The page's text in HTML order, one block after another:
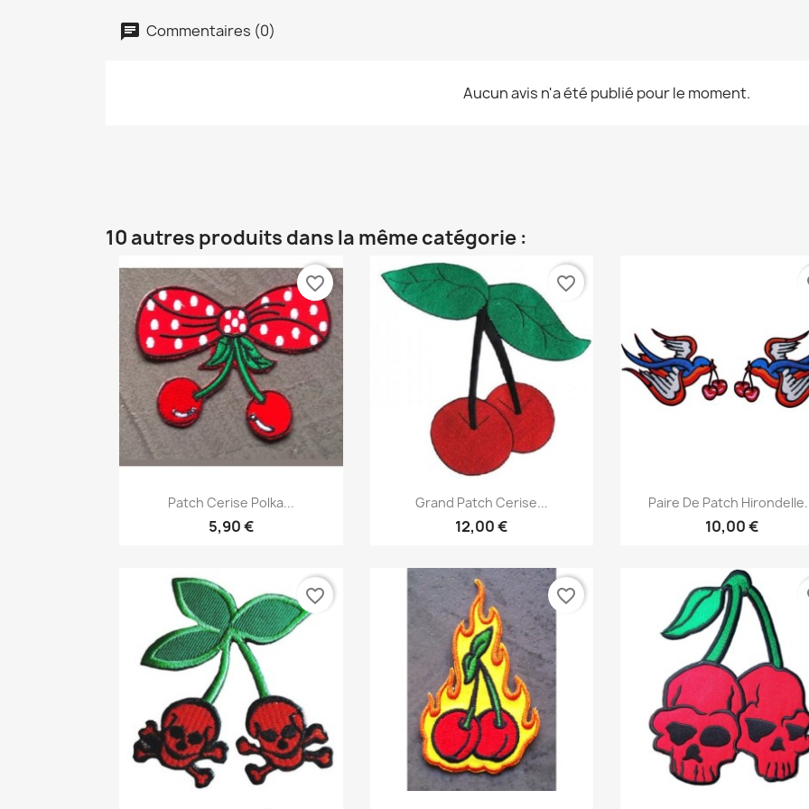
Commentaires (0)
Aucun avis n'a été publié pour le moment.
10 autres produits dans la même catégorie :
Aperçu rapide
Patch Cerise Polka...
5,90 €
favorite_border
Aperçu rapide
Grand Patch Cerise...
12,00 €
favorite_border
Aperçu rapide
Paire De Patch
10,00 €
favorite_border favorite_border